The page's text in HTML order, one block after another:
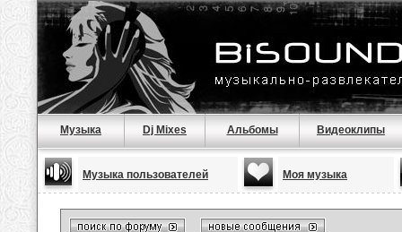
Музыка Dj Mixes Альбомы Видеоклипы
Музыка пользователей Моя музыка